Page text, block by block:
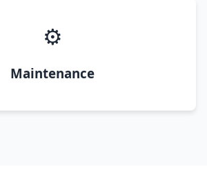
⚙️
Maintenance